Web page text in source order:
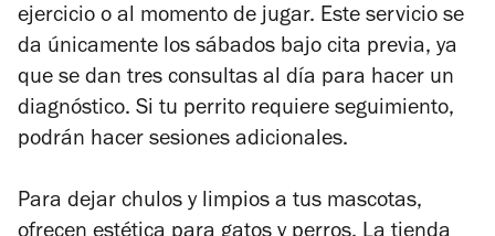
ejercicio o al momento de jugar. Este servicio se
da únicamente los sábados bajo cita previa, ya
que se dan tres consultas al día para hacer un
diagnóstico. Si tu perrito requiere seguimiento,
podrán hacer sesiones adicionales.
Para dejar chulos y limpios a tus mascotas,